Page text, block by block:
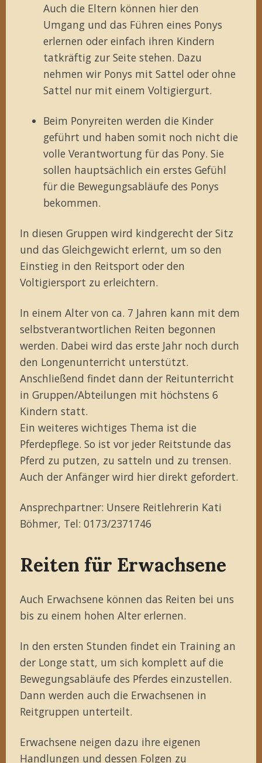
Auch die Eltern können hier den
Umgang und das Führen eines Ponys
erlernen oder einfach ihren Kindern
tatkräftig zur Seite stehen. Dazu
nehmen wir Ponys mit Sattel oder ohne
Sattel nur mit einem Voltigiergurt.
Beim Ponyreiten werden die Kinder
geführt und haben somit noch nicht die
volle Verantwortung für das Pony. Sie
sollen hauptsächlich ein erstes Gefühl
für die Bewegungsabläufe des Ponys
bekommen.
In diesen Gruppen wird kindgerecht der Sitz
und das Gleichgewicht erlernt, um so den
Einstieg in den Reitsport oder den
Voltigiersport zu erleichtern.
In einem Alter von ca. 7 Jahren kann mit dem
selbstverantwortlichen Reiten begonnen
werden. Dabei wird das erste Jahr noch durch
den Longenunterricht unterstützt.
Anschließend findet dann der Reitunterricht
in Gruppen/Abteilungen mit höchstens 6
Kindern statt.
Ein weiteres wichtiges Thema ist die
Pferdepflege. So ist vor jeder Reitstunde das
Pferd zu putzen, zu satteln und zu trensen.
Auch der Anfänger wird hier direkt gefordert.
Ansprechpartner: Unsere Reitlehrerin Kati
Böhmer, Tel: 0173/2371746
Reiten für Erwachsene
Auch Erwachsene können das Reiten bei uns
bis zu einem hohen Alter erlernen.
In den ersten Stunden findet ein Training an
der Longe statt, um sich komplett auf die
Bewegungsabläufe des Pferdes einzustellen.
Dann werden auch die Erwachsenen in
Reitgruppen unterteilt.
Erwachsene neigen dazu ihre eigenen
Handlungen und dessen Folgen zu